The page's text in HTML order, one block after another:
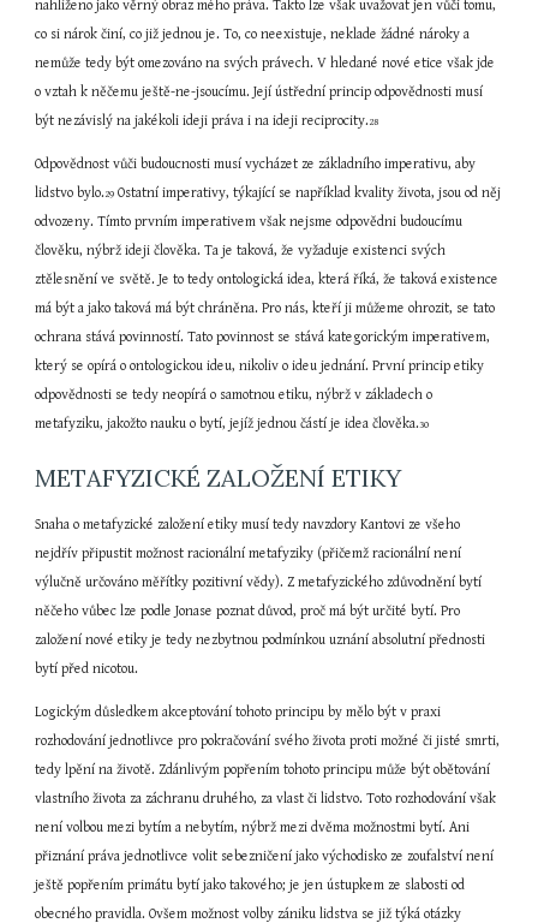
nahlíženo jako věrný obraz mého práva. Takto lze však uvažovat jen vůči tomu,
co si nárok činí, co již jednou je. To, co neexistuje, neklade žádné nároky a
nemůže tedy být omezováno na svých právech. V hledané nové etice však jde
o vztah k něčemu ještě-ne-jsoucímu. Její ústřední princip odpovědnosti musí
být nezávislý na jakékoli ideji práva i na ideji reciprocity.28
Odpovědnost vůči budoucnosti musí vycházet ze základního imperativu, aby
lidstvo bylo.29 Ostatní imperativy, týkající se například kvality života, jsou od něj
odvozeny. Tímto prvním imperativem však nejsme odpovědni budoucímu
člověku, nýbrž ideji člověka. Ta je taková, že vyžaduje existenci svých
ztělesnění ve světě. Je to tedy ontologická idea, která říká, že taková existence
má být a jako taková má být chráněna. Pro nás, kteří ji můžeme ohrozit, se tato
ochrana stává povinností. Tato povinnost se stává kategorickým imperativem,
který se opírá o ontologickou ideu, nikoliv o ideu jednání. První princip etiky
odpovědnosti se tedy neopírá o samotnou etiku, nýbrž v základech o
metafyziku, jakožto nauku o bytí, jejíž jednou částí je idea člověka.30
METAFYZICKÉ ZALOŽENÍ ETIKY
Snaha o metafyzické založení etiky musí tedy navzdory Kantovi ze všeho
nejdřív připustit možnost racionální metafyziky (přičemž racionální není
výlučně určováno měřítky pozitivní vědy). Z metafyzického zdůvodnění bytí
něčeho vůbec lze podle Jonase poznat důvod, proč má být určité bytí. Pro
založení nové etiky je tedy nezbytnou podmínkou uznání absolutní přednosti
bytí před nicotou.
Logickým důsledkem akceptování tohoto principu by mělo být v praxi
rozhodování jednotlivce pro pokračování svého života proti možné či jisté smrti,
tedy lpění na životě. Zdánlivým popřením tohoto principu může být obětování
vlastního života za záchranu druhého, za vlast či lidstvo. Toto rozhodování však
není volbou mezi bytím a nebytím, nýbrž mezi dvěma možnostmi bytí. Ani
přiznání práva jednotlivce volit sebezničení jako východisko ze zoufalství není
ještě popřením primátu bytí jako takového; je jen ústupkem ze slabosti od
obecného pravidla. Ovšem možnost volby zániku lidstva se již týká otázky